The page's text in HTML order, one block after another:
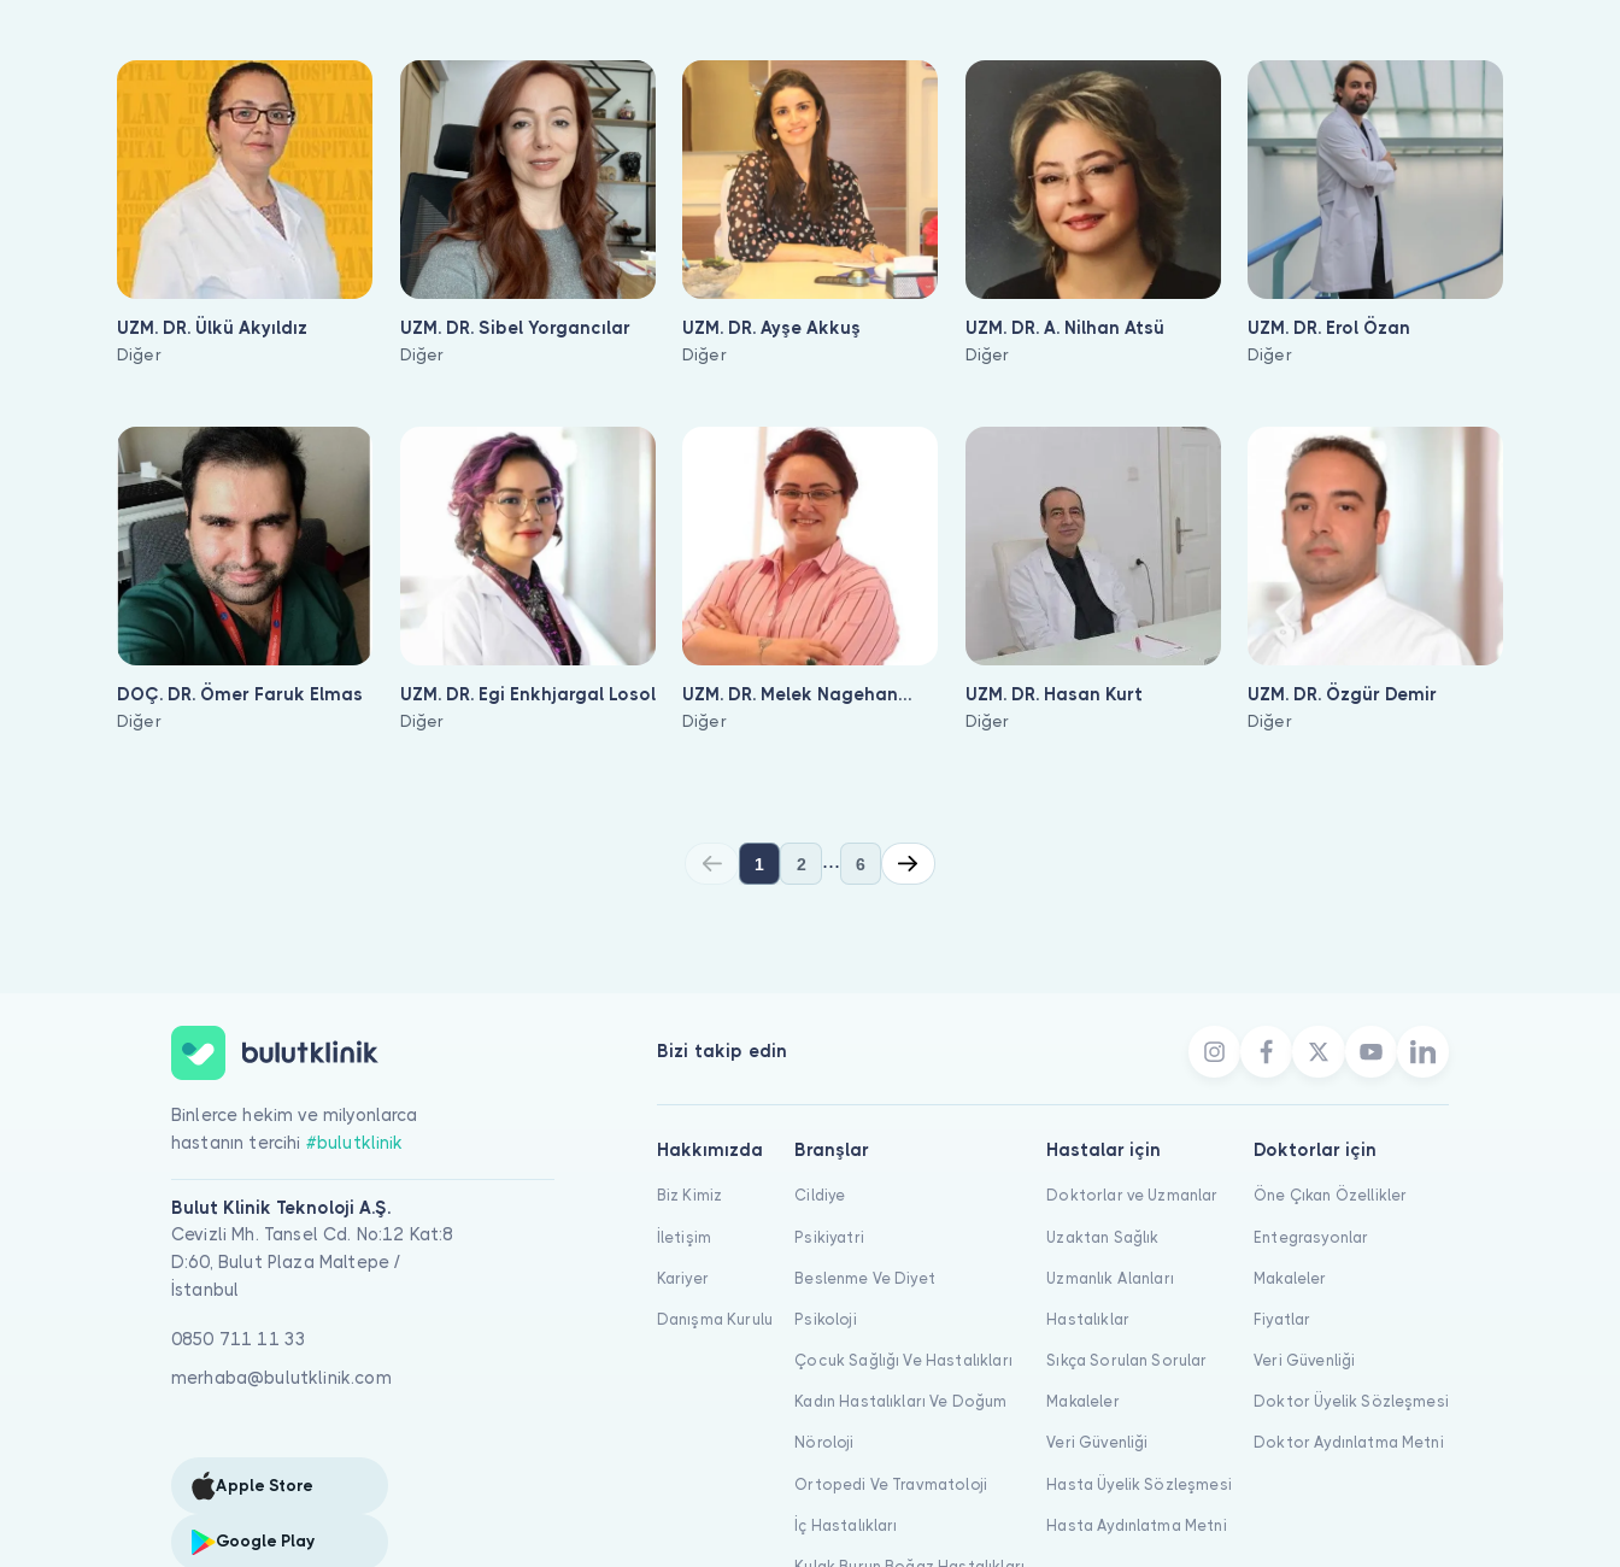
UZM. DR. Ülkü Akyıldız
Diğer
UZM. DR. Sibel Yorgancılar
Diğer
UZM. DR. Ayşe Akkuş
Diğer
UZM. DR. A. Nilhan Atsü
Diğer
UZM. DR. Erol Özan
Diğer
DOÇ. DR. Ömer Faruk Elmas
Diğer
UZM. DR. Egi Enkhjargal Losol
Diğer
UZM. DR. Melek Nagehan
Saniç
Diğer
UZM. DR. Hasan Kurt
Diğer
UZM. DR. Özgür Demir
Diğer
1 2 ... 6
Binlerce hekim ve milyonlarca
hastanın tercihi #bulutklinik
Bulut Klinik Teknoloji A.Ş.
Cevizli Mh. Tansel Cd. No:12 Kat:8
D:60, Bulut Plaza Maltepe /
İstanbul
0850 711 11 33
merhaba@bulutklinik.com
Apple Store
Google Play
Bizi takip edin
Hakkımızda
Biz Kimiz
İletişim
Kariyer
Danışma Kurulu
Branşlar
Cildiye
Psikiyatri
Beslenme Ve Diyet
Psikoloji
Çocuk Sağlığı Ve Hastalıkları
Kadın Hastalıkları Ve Doğum
Nöroloji
Ortopedi Ve Travmatoloji
İç Hastalıkları
Hastalar için
Doktorlar ve Uzmanlar
Uzaktan Sağlık
Uzmanlık Alanları
Hastalıklar
Sıkça Sorulan Sorular
Makaleler
Veri Güvenliği
Hasta Üyelik Sözleşmesi
Hasta Aydınlatma Metni
Doktorlar için
Öne Çıkan Özellikler
Entegrasyonlar
Makaleler
Fiyatlar
Veri Güvenliği
Doktor Üyelik Sözleşmesi
Doktor Aydınlatma Metni